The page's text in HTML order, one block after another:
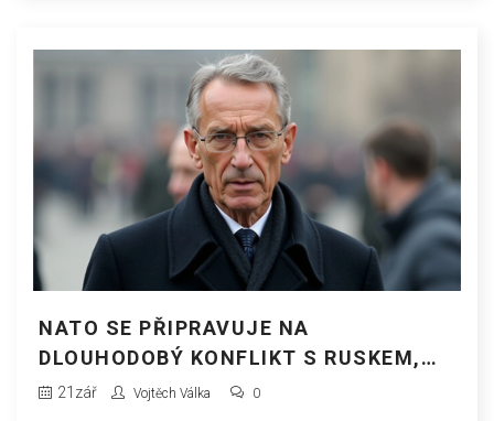
NATO SE PŘIPRAVUJE NA
DLOUHODOBÝ KONFLIKT S RUSKEM,
VARUJE GENERÁLNÍ TAJEMNÍK
21 zář Vojtěch Válka 0